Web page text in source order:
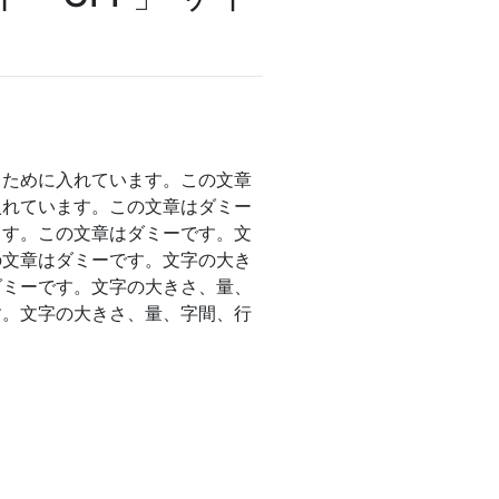
めに入れています。この文章
ています。この文章はダミー
。この文章はダミーです。文
章はダミーです。文字の大き
ーです。文字の大きさ、量、
文字の大きさ、量、字間、行